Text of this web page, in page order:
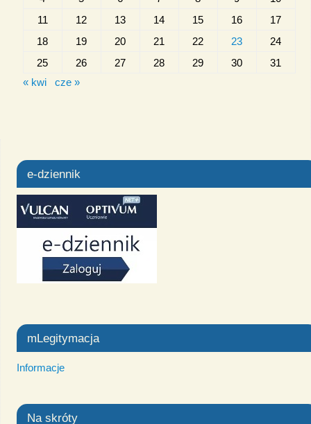
11
12 13 14 15 16
17
18
19 20 21 22 23
24
25
26 27 28 29 30
31
« kwi
cze »
e-dziennik
mLegitymacja
Informacje
Na skróty